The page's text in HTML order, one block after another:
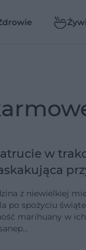
w
z niewielkiej
po spożyciu
marihuany w